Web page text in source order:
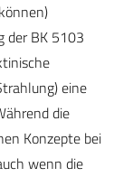
der BK 5103
eine
die
Konzepte bei
wenn die